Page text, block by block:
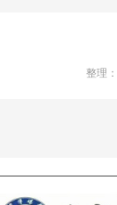
整理：